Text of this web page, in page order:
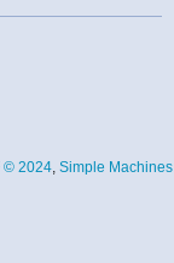
© 2024, Simple Machines